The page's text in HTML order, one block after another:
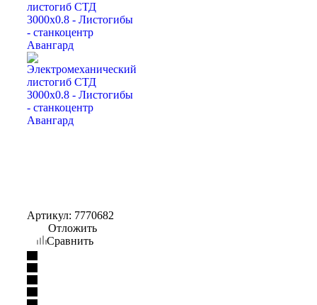
Артикул: 7770682
Отложить
Сравнить